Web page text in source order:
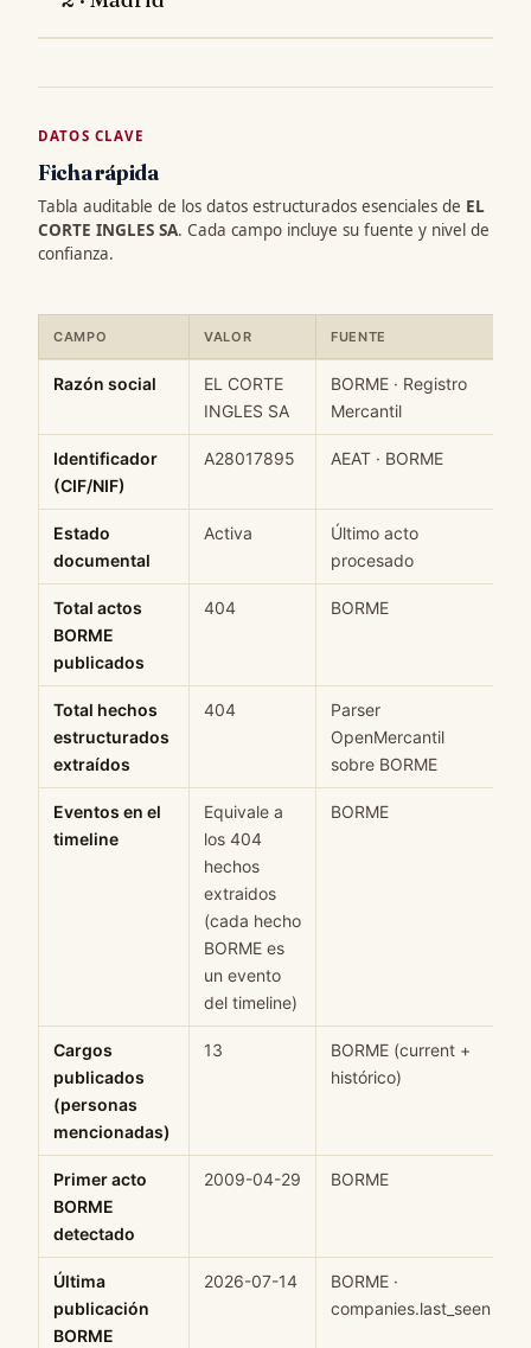
DATOS CLAVE
Ficha rápida
Tabla auditable de los datos estructurados esenciales de EL
CORTE INGLES SA. Cada campo incluye su fuente y nivel de
confianza.
CAMPO VALOR FUENTE
Razón social
EL CORTE
INGLES SA
BORME · Registro
Mercantil
Identificador
(CIF/NIF)
A28017895 AEAT · BORME
Estado
documental
Activa
Último acto
procesado
Total actos
BORME
publicados
404 BORME
Total hechos
estructurados
extraídos
404
Parser
OpenMercantil
sobre BORME
Eventos en el
timeline
Equivale a
los 404
hechos
extraidos
(cada hecho
BORME es
un evento
del timeline)
BORME
Cargos
publicados
(personas
mencionadas)
13
BORME (current +
histórico)
Primer acto
BORME
detectado
2009-04-29 BORME
Última
publicación
BORME
2026-07-14
BORME ·
companies.last_seen